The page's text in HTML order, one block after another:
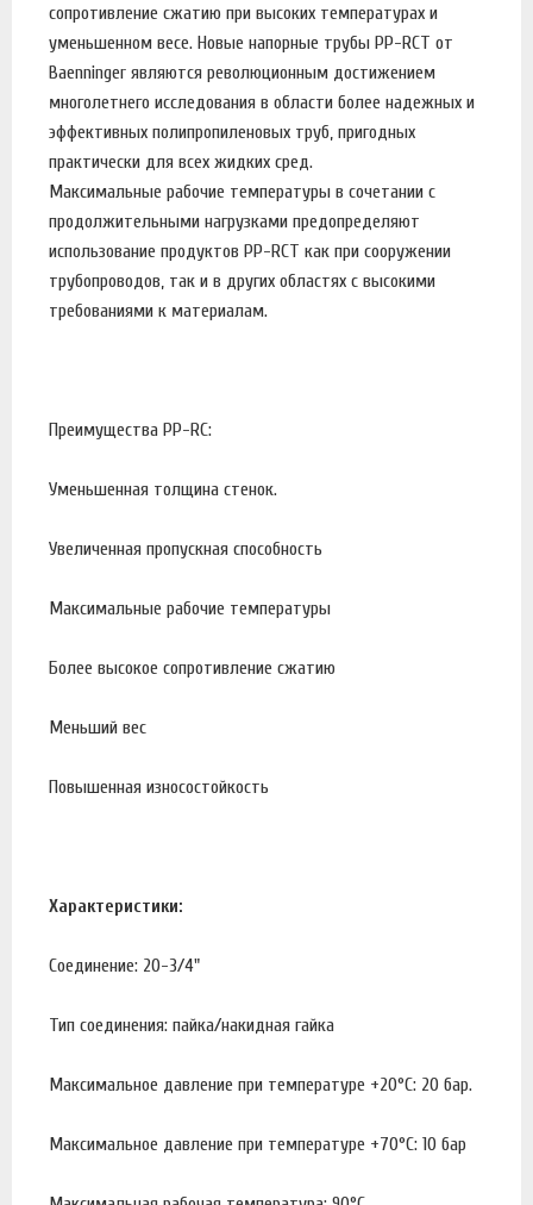
сопротивление сжатию при высоких температурах и
уменьшенном весе. Новые напорные трубы PP-RCT от
Baenninger являются революционным достижением
многолетнего исследования в области более надежных и
эффективных полипропиленовых труб, пригодных
практически для всех жидких сред.
Максимальные рабочие температуры в сочетании с
продолжительными нагрузками предопределяют
использование продуктов PP-RCT как при сооружении
трубопроводов, так и в других областях с высокими
требованиями к материалам.
Преимущества PP-RC:
Уменьшенная толщина стенок.
Увеличенная пропускная способность
Максимальные рабочие температуры
Более высокое сопротивление сжатию
Меньший вес
Повышенная износостойкость
Характеристики:
Соединение: 20-3/4"
Тип соединения: пайка/накидная гайка
Максимальное давление при температуре +20°С: 20 бар.
Максимальное давление при температуре +70°С: 10 бар